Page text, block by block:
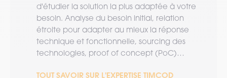
d'étudier la solution la plus adaptée à votre
besoin. Analyse du besoin initial, relation
étroite pour adapter au mieux la réponse
technique et fonctionnelle, sourcing des
technologies, proof of concept (PoC)…
TOUT SAVOIR SUR L'EXPERTISE TIMCOD